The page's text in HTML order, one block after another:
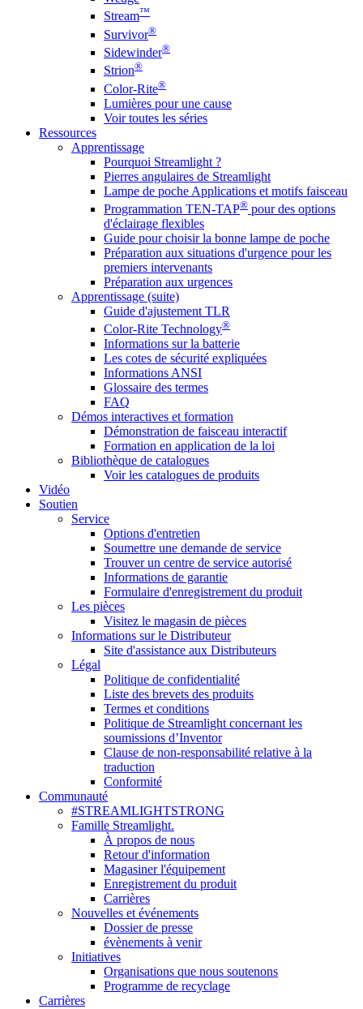
Stream™
Survivor®
Sidewinder®
Strion®
Color-Rite®
Lumières pour une cause
Voir toutes les séries
Ressources
Apprentissage
Pourquoi Streamlight ?
Pierres angulaires de Streamlight
Lampe de poche Applications et motifs faisceau
Programmation TEN-TAP® pour des options
d'éclairage flexibles
Guide pour choisir la bonne lampe de poche
Préparation aux situations d'urgence pour les
premiers intervenants
Préparation aux urgences
Apprentissage (suite)
Guide d'ajustement TLR
Color-Rite Technology®
Informations sur la batterie
Les cotes de sécurité expliquées
Informations ANSI
Glossaire des termes
FAQ
Démos interactives et formation
Démonstration de faisceau interactif
Formation en application de la loi
Bibliothèque de catalogues
Voir les catalogues de produits
Vidéo
Soutien
Service
Options d'entretien
Soumettre une demande de service
Trouver un centre de service autorisé
Informations de garantie
Formulaire d'enregistrement du produit
Les pièces
Visitez le magasin de pièces
Informations sur le Distributeur
Site d'assistance aux Distributeurs
Légal
Politique de confidentialité
Liste des brevets des produits
Termes et conditions
Politique de Streamlight concernant les
soumissions d’Inventor
Clause de non-responsabilité relative à la
traduction
Conformité
Communauté
#STREAMLIGHTSTRONG
Famille Streamlight.
À propos de nous
Retour d'information
Magasiner l'équipement
Enregistrement du produit
Carrières
Nouvelles et événements
Dossier de presse
évènements à venir
Initiatives
Organisations que nous soutenons
Programme de recyclage
Carrières